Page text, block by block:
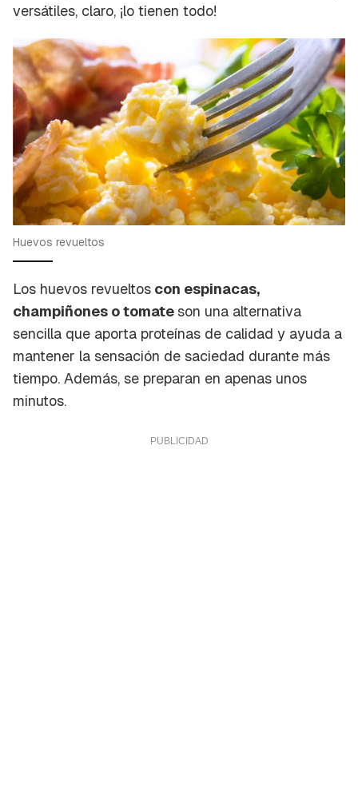
versátiles, claro, ¡lo tienen todo!
Huevos revueltos
Los huevos revueltos con espinacas,
champiñones o tomate son una alternativa
sencilla que aporta proteínas de calidad y ayuda a
mantener la sensación de saciedad durante más
tiempo. Además, se preparan en apenas unos
minutos.